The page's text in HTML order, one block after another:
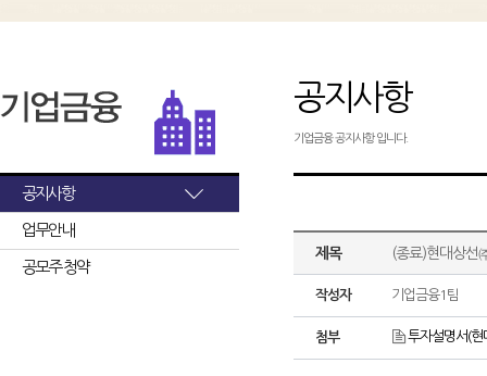
공지사항
업무안내
공모주 청약
공지사항
기업금융 공지사항 입니다.
제목 (종료)현대상선
작성자 기업금융1팀
첨부 투자설명서(